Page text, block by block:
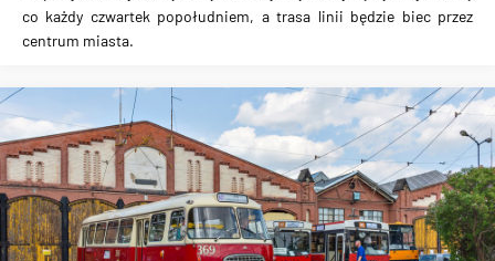
co każdy czwartek popołudniem, a trasa linii będzie biec przez
centrum miasta.